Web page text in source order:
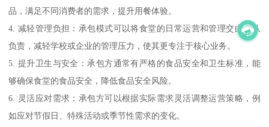
品，满足不同消费者的需求，提升用餐体验。
4. 减轻管理负担：承包模式可以将食堂的日常运营和管理交由团队
负责，减轻学校或企业的管理压力，使其更专注于核心业务。
5. 提升卫生与安全：承包方通常有严格的食品安全和卫生标准，能
够确保食堂的食品安全，降低食品安全风险。
6. 灵活应对需求：承包方可以根据实际需求灵活调整运营策略，例
如应对节假日、特殊活动或季节性需求的变化。